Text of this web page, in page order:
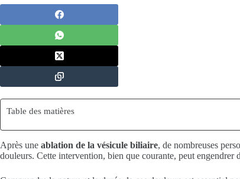
Table des matières
Après une ablation de la vésicule biliaire, de nombreuses
douleurs. Cette intervention, bien que courante, peut engendrer